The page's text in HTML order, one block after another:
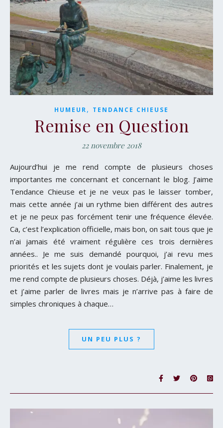
HUMEUR, TENDANCE CHIEUSE
Remise en Question
22 novembre 2018
Aujourd’hui je me rend compte de plusieurs choses
importantes me concernant et concernant le blog. J’aime
Tendance Chieuse et je ne veux pas le laisser tomber,
mais cette année j’ai un rythme bien différent des autres
et je ne peux pas forcément tenir une fréquence élevée.
Ca, c’est l’explication officielle, mais bon, on sait tous que je
n’ai jamais été vraiment régulière ces trois dernières
années.. Je me suis demandé pourquoi, j’ai revu mes
priorités et les sujets dont je voulais parler. Finalement, je
me rend compte de plusieurs choses. Déjà, j’aime les livres
et j’aime parler de livres mais je n’arrive pas à faire de
simples chroniques à chaque…
UN PEU PLUS ?